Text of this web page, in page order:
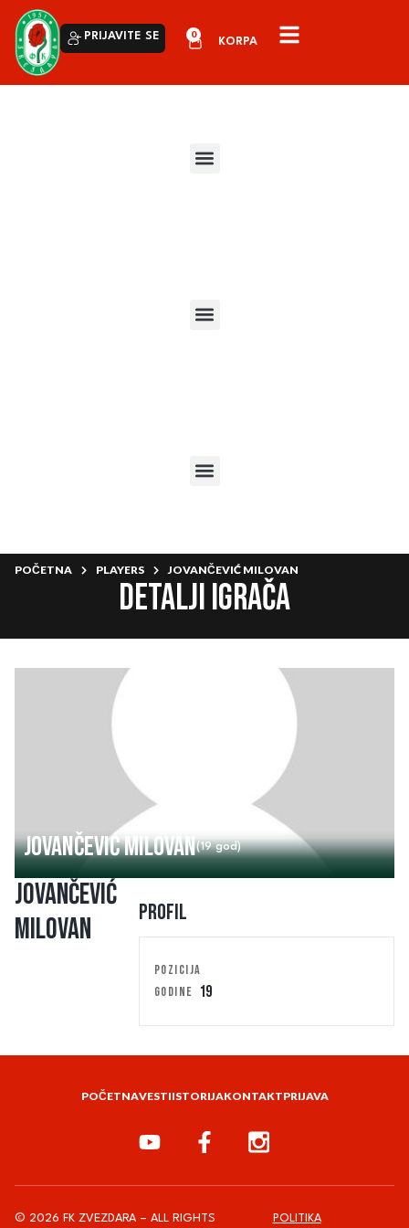
PRIJAVITE SE 0
POČETNA PLAYERS JOVANČEVIĆ MILOVAN
Detalji igrača
Jovančević Milovan(19 god)
Jovančević
Milovan
Profil
POZICIJA
GODINE 19
POČETNAVESTIISTORIJAKONTAKTPRIJAVA
© 2026 FK ZVEZDARA – ALL RIGHTS POLITIKA